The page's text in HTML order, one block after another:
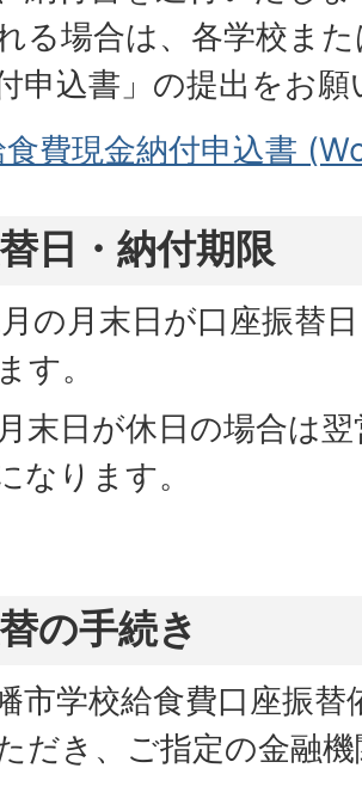
る場合は、各学校ま
申込書」の提出をお
食費現金納付申込書
日・納付期限
の月末日が口座振替
す。
末日が休日の場合は
なります。
の手続き
市学校給食費口座振
だき、ご指定の金融